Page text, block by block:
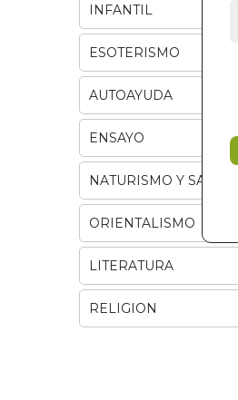
INFANTIL
ESOTERISMO
AUTOAYUDA
ENSAYO
NATURISMO Y SALUD
ORIENTALISMO
LITERATURA
RELIGION